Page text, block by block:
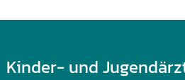
Kinder- und